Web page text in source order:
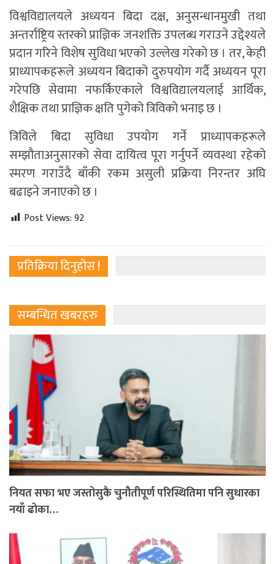
विश्वविद्यालयले अध्ययन बिदा दक्ष, अनुसन्धानमुखी तथा
अन्तर्राष्ट्रिय स्तरको प्राज्ञिक जनशक्ति उपलब्ध गराउने उद्देश्यले
प्रदान गरिने विशेष सुविधा भएको उल्लेख गरेको छ । तर, केही
प्राध्यापकहरूले अध्ययन बिदाको दुरुपयोग गर्दै अध्ययन पूरा
गरेपछि सेवामा नफर्किएकाले विश्वविद्यालयलाई आर्थिक,
शैक्षिक तथा प्राज्ञिक क्षति पुगेको त्रिविको भनाइ छ ।
त्रिविले बिदा सुविधा उपयोग गर्ने प्राध्यापकहरूले
सम्झौताअनुसारको सेवा दायित्व पूरा गर्नुपर्ने व्यवस्था रहेको
स्मरण गराउँदै बाँकी रकम असुली प्रक्रिया निरन्तर अघि
बढाइने जनाएको छ ।
Post Views:92
प्रतिक्रिया दिनुहोस !
सम्बन्धित खबरहरु
नियत सफा भए जस्तोसुकै चुनौतीपूर्ण परिस्थितिमा पनि सुधारका
नयाँ ढोका…